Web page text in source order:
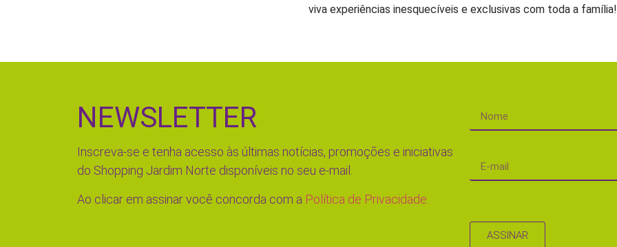
viva experiências inesquecíveis e exclusivas com toda a família!
NEWSLETTER
Inscreva-se e tenha acesso às últimas notícias, promoções e iniciativas
do Shopping Jardim Norte disponíveis no seu e-mail.
Ao clicar em assinar você concorda com a Política de Privacidade.
ASSINAR